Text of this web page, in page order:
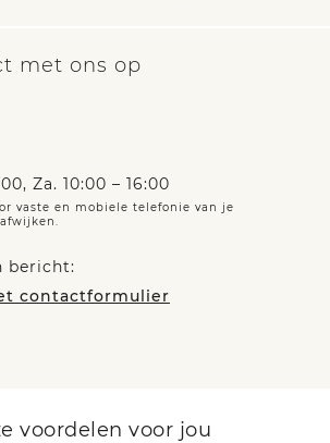
met ons op
Za. 10:00 – 16:00
vaste en mobiele telefonie van je
bericht:
contactformulier
voordelen voor jou